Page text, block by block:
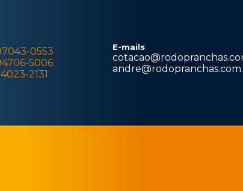
0553
5006
2131
E-mails